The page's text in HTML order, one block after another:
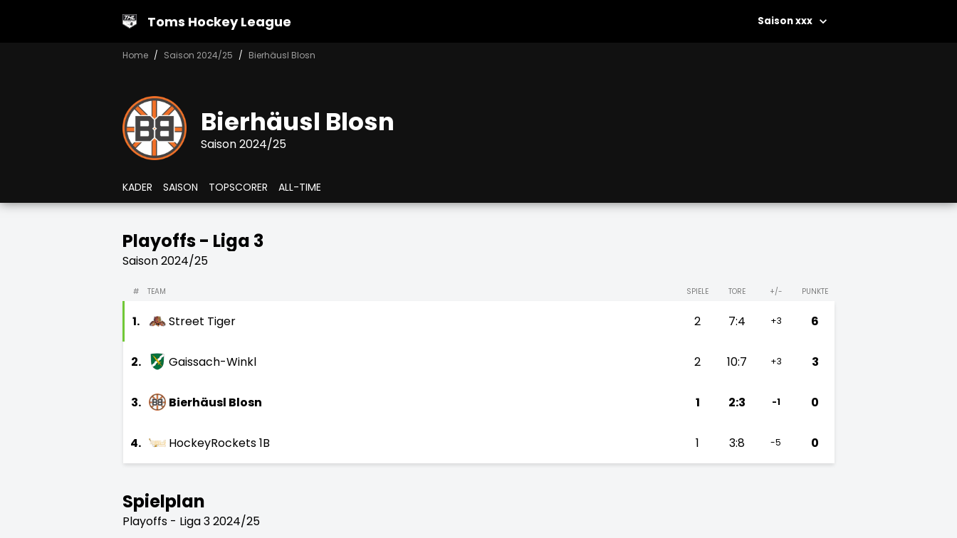
Toms Hockey League xxx
Home Saison 2024/25 Bierhäusl Blosn
Bierhäusl Blosn
Saison 2024/25
KADER SAISON TOPSCORER ALL-TIME
Playoffs - Liga 3
Saison 2024/25
# TEAM SPIELE TORE +/- PUNKTE
1. Street Tiger 2 7:4 +3 6
2. Gaissach-Winkl 2 10:7 +3 3
3. Bierhäusl Blosn 1 2:3 -1 0
4. HockeyRockets 1B 1 3:8 -5 0
Spielplan
Playoffs - Liga 3 2024/25